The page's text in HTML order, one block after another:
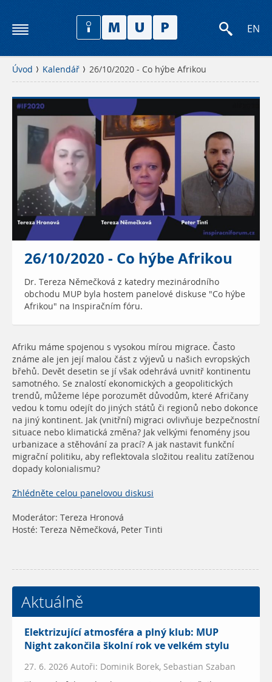
EN
Úvod Kalendář 26/10/2020 - Co hýbe Afrikou
26/10/2020 - Co hýbe Afrikou
Dr. Tereza Němečková z katedry mezinárodního
obchodu MUP byla hostem panelové diskuse "Co hýbe
Afrikou" na Inspiračním fóru.
Afriku máme spojenou s vysokou mírou migrace. Často
známe ale jen její malou část z výjevů u našich evropských
břehů. Devět desetin se jí však odehrává uvnitř kontinentu
samotného. Se znalostí ekonomických a geopolitických
trendů, můžeme lépe porozumět důvodům, které Afričany
vedou k tomu odejít do jiných států či regionů nebo dokonce
na jiný kontinent. Jak (vnitřní) migraci ovlivňuje bezpečnostní
situace nebo klimatická změna? Jak velkými fenomény jsou
urbanizace a stěhování za prací? A jak nastavit funkční
migrační politiku, aby reflektovala složitou realitu zatíženou
dopady kolonialismu?
Zhlédněte celou panelovou diskusi
Moderátor: Tereza Hronová
Hosté: Tereza Němečková, Peter Tinti
Aktuálně
Elektrizující atmosféra a plný klub: MUP
Night zakončila školní rok ve velkém stylu
27. 6. 2026 Autoři: Dominik Borek, Sebastian Szaban